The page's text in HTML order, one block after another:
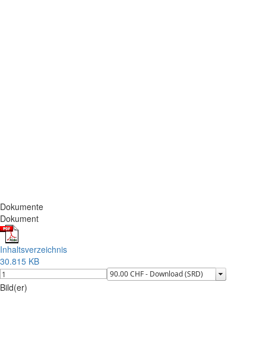
Dokumente
Dokument
Inhaltsverzeichnis
30.815 KB
Bild(er)